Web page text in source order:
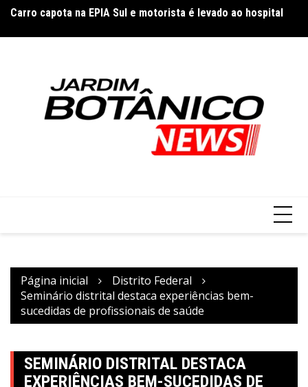
o
Carro capota na EPIA Sul e motorista é levado ao hospital
Página inicial
Distrito Federal
Seminário distrital destaca experiências bem-
sucedidas de profissionais de saúde
SEMINÁRIO DISTRITAL DESTACA
EXPERIÊNCIAS BEM-SUCEDIDAS DE